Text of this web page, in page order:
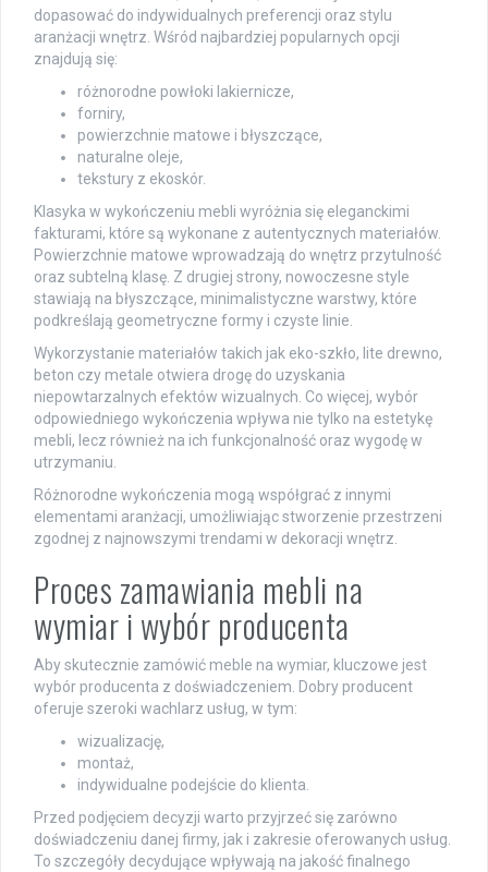
dopasować do indywidualnych preferencji oraz stylu
aranżacji wnętrz. Wśród najbardziej popularnych opcji
znajdują się:
różnorodne powłoki lakiernicze,
forniry,
powierzchnie matowe i błyszczące,
naturalne oleje,
tekstury z ekoskór.
Klasyka w wykończeniu mebli wyróżnia się eleganckimi
fakturami, które są wykonane z autentycznych materiałów.
Powierzchnie matowe wprowadzają do wnętrz przytulność
oraz subtelną klasę. Z drugiej strony, nowoczesne style
stawiają na błyszczące, minimalistyczne warstwy, które
podkreślają geometryczne formy i czyste linie.
Wykorzystanie materiałów takich jak eko-szkło, lite drewno,
beton czy metale otwiera drogę do uzyskania
niepowtarzalnych efektów wizualnych. Co więcej, wybór
odpowiedniego wykończenia wpływa nie tylko na estetykę
mebli, lecz również na ich funkcjonalność oraz wygodę w
utrzymaniu.
Różnorodne wykończenia mogą współgrać z innymi
elementami aranżacji, umożliwiając stworzenie przestrzeni
zgodnej z najnowszymi trendami w dekoracji wnętrz.
Proces zamawiania mebli na
wymiar i wybór producenta
Aby skutecznie zamówić meble na wymiar, kluczowe jest
wybór producenta z doświadczeniem. Dobry producent
oferuje szeroki wachlarz usług, w tym:
wizualizację,
montaż,
indywidualne podejście do klienta.
Przed podjęciem decyzji warto przyjrzeć się zarówno
doświadczeniu danej firmy, jak i zakresie oferowanych usług.
To szczegóły decydujące wpływają na jakość finalnego